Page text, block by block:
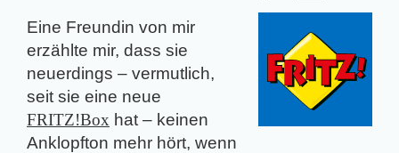
Eine Freundin von mir
erzählte mir, dass sie
neuerdings – vermutlich,
seit sie eine neue
FRITZ!Box hat – keinen
Anklopfton mehr hört, wenn